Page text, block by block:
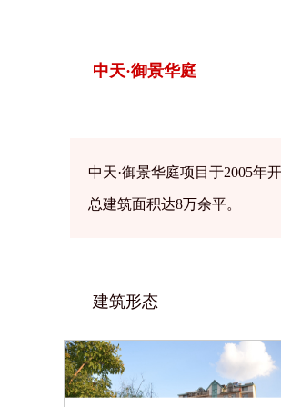
中天·御景华庭
中天·御景华庭项目于2005年
总建筑面积达8万余平。
建筑形态